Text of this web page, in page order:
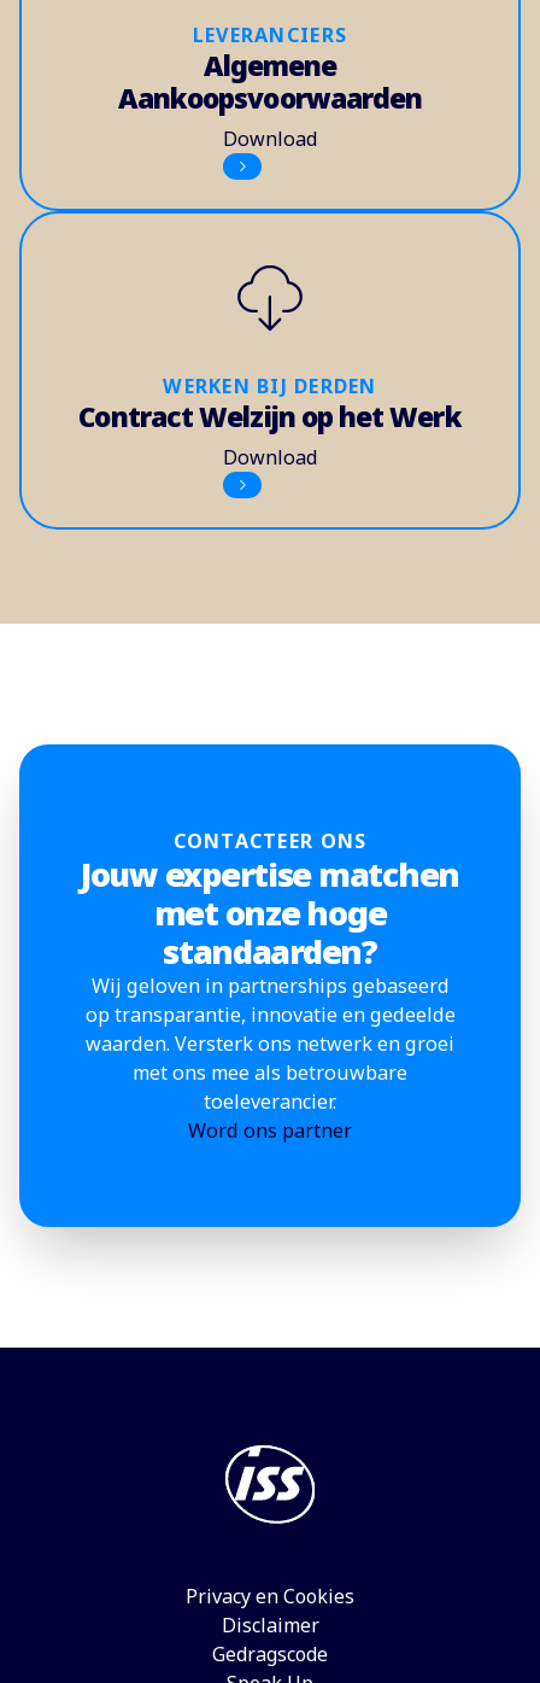
LEVERANCIERS
Algemene
Aankoopsvoorwaarden
Download
WERKEN BIJ DERDEN
Contract Welzijn op het Werk
Download
CONTACTEER ONS
Jouw expertise matchen
met onze hoge
standaarden?
Wij geloven in partnerships gebaseerd
op transparantie, innovatie en gedeelde
waarden. Versterk ons netwerk en groei
met ons mee als betrouwbare
toeleverancier.
Word ons partner
Privacy en Cookies
Disclaimer
Gedragscode